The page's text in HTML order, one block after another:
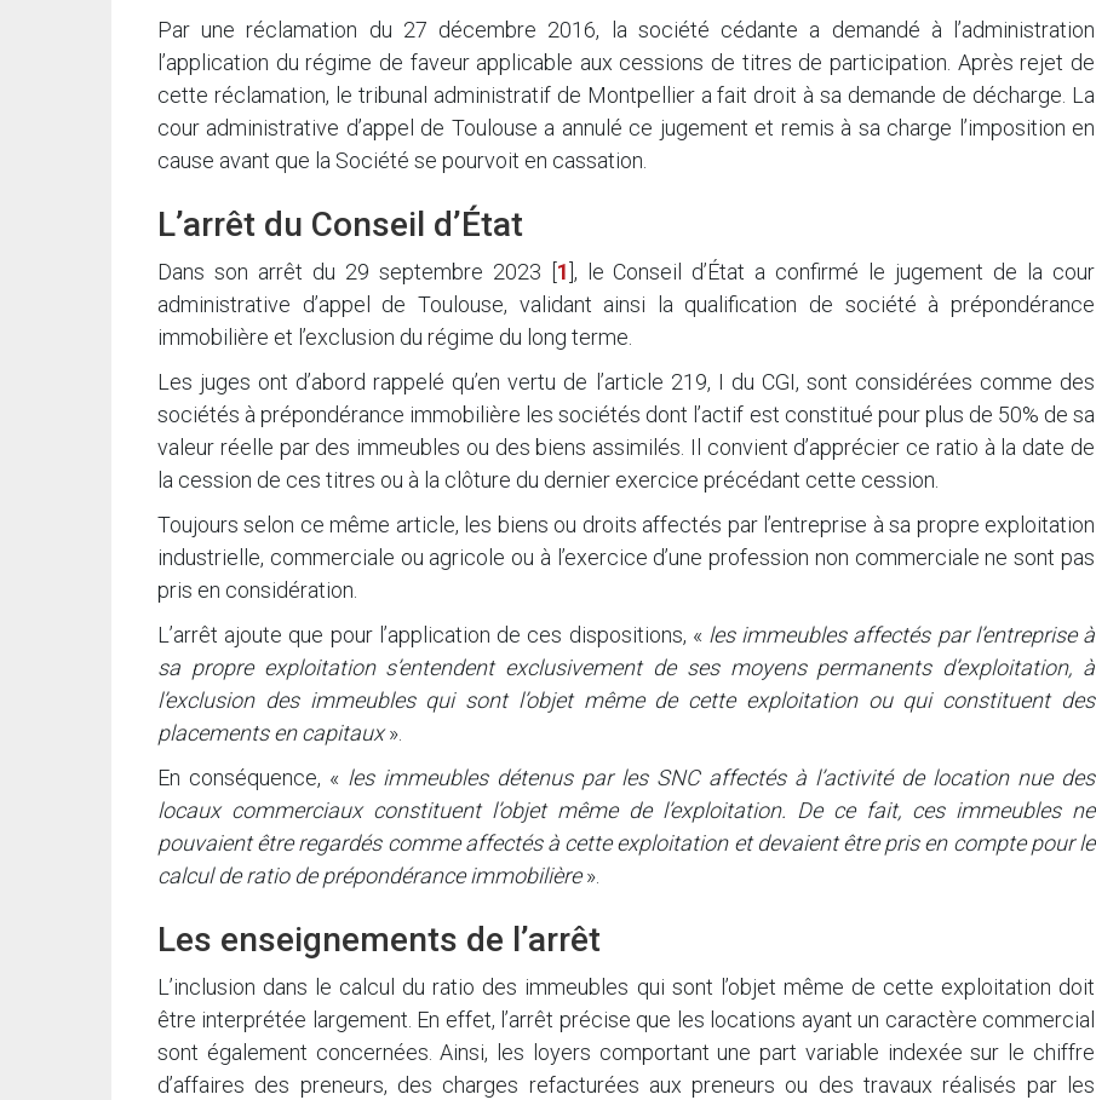
Par une réclamation du 27 décembre 2016, la société cédante a demandé à l’administration
l’application du régime de faveur applicable aux cessions de titres de participation. Après rejet de
cette réclamation, le tribunal administratif de Montpellier a fait droit à sa demande de décharge. La
cour administrative d’appel de Toulouse a annulé ce jugement et remis à sa charge l’imposition en
cause avant que la Société se pourvoit en cassation.
L’arrêt du Conseil d’État
Dans son arrêt du 29 septembre 2023 1 , le Conseil d’État a confirmé le jugement de la cour
administrative d’appel de Toulouse, validant ainsi la qualification de société à prépondérance
immobilière et l’exclusion du régime du long terme.
Les juges ont d’abord rappelé qu’en vertu de l’article 219, I du CGI, sont considérées comme des
sociétés à prépondérance immobilière les sociétés dont l’actif est constitué pour plus de 50% de sa
valeur réelle par des immeubles ou des biens assimilés. Il convient d’apprécier ce ratio à la date de
la cession de ces titres ou à la clôture du dernier exercice précédant cette cession.
Toujours selon ce même article, les biens ou droits affectés par l’entreprise à sa propre exploitation
industrielle, commerciale ou agricole ou à l’exercice d’une profession non commerciale ne sont pas
pris en considération.
L’arrêt ajoute que pour l’application de ces dispositions, « les immeubles affectés par l’entreprise à
sa propre exploitation s’entendent exclusivement de ses moyens permanents d’exploitation, à
l’exclusion des immeubles qui sont l’objet même de cette exploitation ou qui constituent des
placements en capitaux».
En conséquence, « les immeubles détenus par les SNC affectés à l’activité de location nue des
locaux commerciaux constituent l’objet même de l’exploitation. De ce fait, ces immeubles ne
pouvaient être regardés comme affectés à cette exploitation et devaient être pris en compte pour le
calcul de ratio de prépondérance immobilière».
Les enseignements de l’arrêt
L’inclusion dans le calcul du ratio des immeubles qui sont l’objet même de cette exploitation doit
être interprétée largement. En effet, l’arrêt précise que les locations ayant un caractère commercial
sont également concernées. Ainsi, les loyers comportant une part variable indexée sur le chiffre
d’affaires des preneurs, des charges refacturées aux preneurs ou des travaux réalisés par les